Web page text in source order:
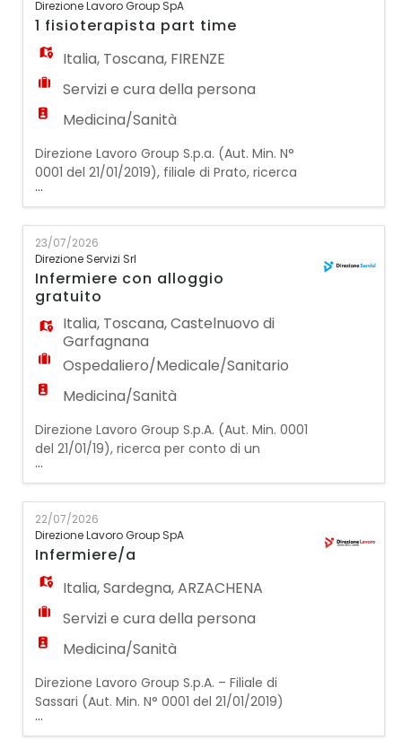
saranno inserite all'interno di un servizio di
assistenza domiciliare attivo sul terri
Direzione Lavoro Group SpA
1 fisioterapista part time
Italia, Toscana, FIRENZE
Servizi e cura della persona
Medicina/Sanità
Direzione Lavoro Group S.p.a. (Aut. Min. N°
0001 del 21/01/2019), filiale di Prato, ricerca
per RSA di Firenze:
1 FISIOTERAPISTA PART TIME La
risorsa sarà inserita all'interno dell'équipe
multidisciplinare e si occuperà di: -
valutazione delle capacità motorie e
funzionali degli os
...
23/07/2026
Direzione Servizi Srl
Infermiere con alloggio
gratuito
Italia, Toscana,Castelnuovo di
Garfagnana
Ospedaliero/Medicale/Sanitario
Medicina/Sanità
Direzione Lavoro Group S.p.A. (Aut. Min. 0001
del 21/01/19), ricerca per conto di un
strutture assistenziali per anziani un /una
infermiere a Castelnuovo di Garfagnana
(LU) con alloggio gratuito. Si offre: -
·Contratto di assunzione con prospettiva di
assunzione a tempo indeterminato presso
l'azienda sanitaria. - collaborazione con
Partita
...
22/07/2026
Direzione Lavoro Group SpA
Infermiere/a
Italia,Sardegna,ARZACHENA
Servizi e cura della persona
Medicina/Sanità
Direzione Lavoro Group S.p.A. – Filiale di
Sassari (Aut. Min. N° 0001 del 21/01/2019)
ricerca per importante azienda cliente la
figura di INFERMIERE/A La risorsa
...